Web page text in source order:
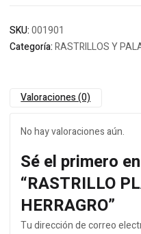
SKU:001901
Categoría:RASTRILLOS Y
Valoraciones (0)
No hay valoraciones aún.
Sé el primero
“RASTRILLO
HERRAGRO”
Tu dirección de correo